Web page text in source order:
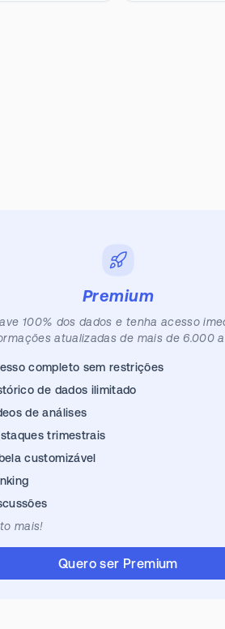
Premium
100% dos dados e tenha acesso
atualizadas de mais de 6.000
completo sem restrições
de dados ilimitado
de análises
trimestrais
customizável
mais!
Quero ser Premium